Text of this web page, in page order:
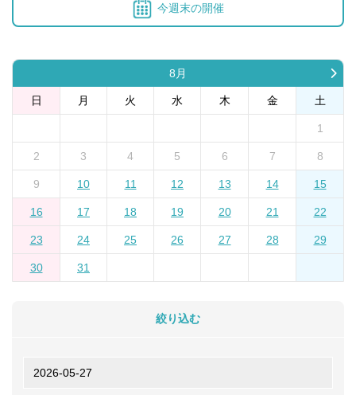
今週末の開催
8月
日 月 火 水 木 金 土
1
2 3 4 5 6 7 8
9 10 11 12 13 14 15
16 17 18 19 20 21 22
23 24 25 26 27 28 29
30 31
絞り込む